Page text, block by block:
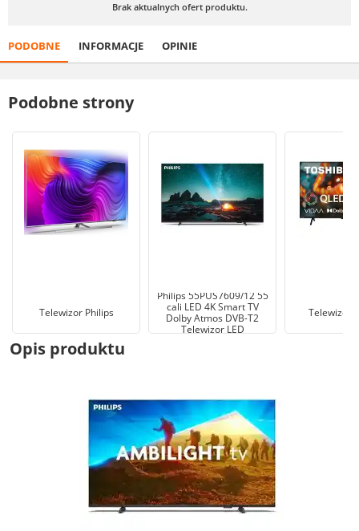
Brak aktualnych ofert produktu.
PODOBNE INFORMACJE OPINIE
Podobne strony
Telewizor Philips
Philips 55PUS7609/12 55
cali LED 4K Smart TV
Dolby Atmos DVB-T2
Telewizor LED
Telewizor
Opis produktu